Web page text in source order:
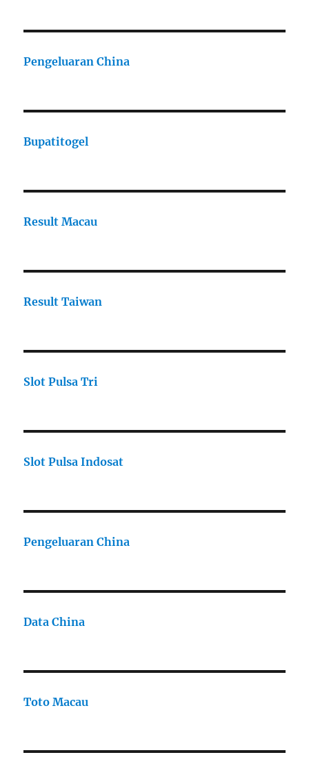
Pengeluaran China
Bupatitogel
Result Macau
Result Taiwan
Slot Pulsa Tri
Slot Pulsa Indosat
Pengeluaran China
Data China
Toto Macau